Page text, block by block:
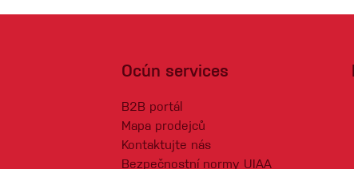
Ocún services
B2B portál
Mapa prodejců
Kontaktujte nás
Bezpečnostní normy UIAA